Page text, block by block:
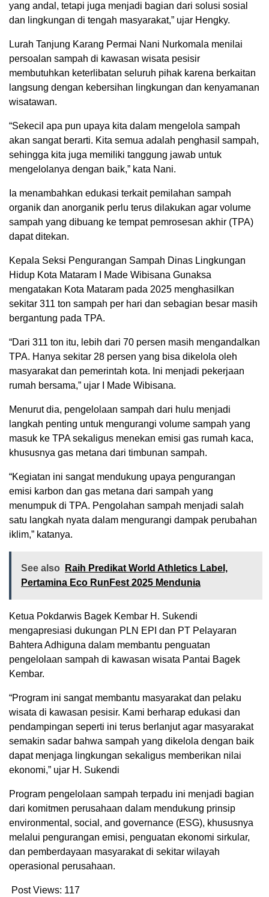
yang andal, tetapi juga menjadi bagian dari solusi sosial
dan lingkungan di tengah masyarakat,” ujar Hengky.
Lurah Tanjung Karang Permai Nani Nurkomala menilai
persoalan sampah di kawasan wisata pesisir
membutuhkan keterlibatan seluruh pihak karena berkaitan
langsung dengan kebersihan lingkungan dan kenyamanan
wisatawan.
“Sekecil apa pun upaya kita dalam mengelola sampah
akan sangat berarti. Kita semua adalah penghasil sampah,
sehingga kita juga memiliki tanggung jawab untuk
mengelolanya dengan baik,” kata Nani.
Ia menambahkan edukasi terkait pemilahan sampah
organik dan anorganik perlu terus dilakukan agar volume
sampah yang dibuang ke tempat pemrosesan akhir (TPA)
dapat ditekan.
Kepala Seksi Pengurangan Sampah Dinas Lingkungan
Hidup Kota Mataram I Made Wibisana Gunaksa
mengatakan Kota Mataram pada 2025 menghasilkan
sekitar 311 ton sampah per hari dan sebagian besar masih
bergantung pada TPA.
“Dari 311 ton itu, lebih dari 70 persen masih mengandalkan
TPA. Hanya sekitar 28 persen yang bisa dikelola oleh
masyarakat dan pemerintah kota. Ini menjadi pekerjaan
rumah bersama,” ujar I Made Wibisana.
Menurut dia, pengelolaan sampah dari hulu menjadi
langkah penting untuk mengurangi volume sampah yang
masuk ke TPA sekaligus menekan emisi gas rumah kaca,
khususnya gas metana dari timbunan sampah.
“Kegiatan ini sangat mendukung upaya pengurangan
emisi karbon dan gas metana dari sampah yang
menumpuk di TPA. Pengolahan sampah menjadi salah
satu langkah nyata dalam mengurangi dampak perubahan
iklim,” katanya.
See also
Raih Predikat World Athletics Label,
Pertamina Eco RunFest 2025 Mendunia
Ketua Pokdarwis Bagek Kembar H. Sukendi
mengapresiasi dukungan PLN EPI dan PT Pelayaran
Bahtera Adhiguna dalam membantu penguatan
pengelolaan sampah di kawasan wisata Pantai Bagek
Kembar.
“Program ini sangat membantu masyarakat dan pelaku
wisata di kawasan pesisir. Kami berharap edukasi dan
pendampingan seperti ini terus berlanjut agar masyarakat
semakin sadar bahwa sampah yang dikelola dengan baik
dapat menjaga lingkungan sekaligus memberikan nilai
ekonomi,” ujar H. Sukendi
Program pengelolaan sampah terpadu ini menjadi bagian
dari komitmen perusahaan dalam mendukung prinsip
environmental, social, and governance (ESG), khususnya
melalui pengurangan emisi, penguatan ekonomi sirkular,
dan pemberdayaan masyarakat di sekitar wilayah
operasional perusahaan.
Post Views: 117